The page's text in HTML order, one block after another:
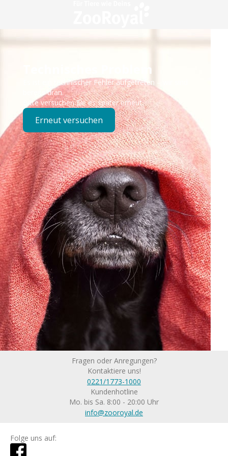
Technisches Problem
Es ist ein technischer Fehler aufgetreten – wir sind
bereits dran.
Bitte versuchen Sie es später erneut.
Erneut versuchen
Fragen oder Anregungen?
Kontaktiere uns!
0221/1773-1000
Kundenhotline
Mo. bis Sa. 8:00 - 20:00 Uhr
info@zooroyal.de
Folge uns auf: